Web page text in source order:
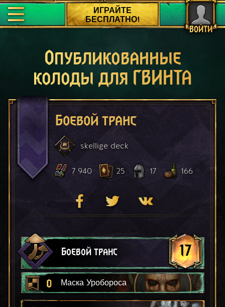
ВОЙТИ
ИГРАЙТЕ
БЕСПЛАТНО!
Опубликованные
колоды для ГВИНТА
Боевой транс
skellige deck
7 940 25 17 166
Боевой транс 17
0 Маска Уробороса